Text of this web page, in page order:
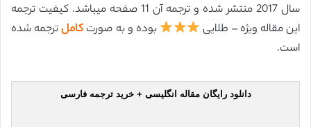
سال 2017 منتشر شده و ترجمه آن 11 صفحه میباشد. کیفیت ترجمه
این مقاله ویژه – طلایی
بوده و به صورت کاملترجمه شده
است.
دانلود رایگان مقاله انگلیسی + خرید ترجمه فارسی